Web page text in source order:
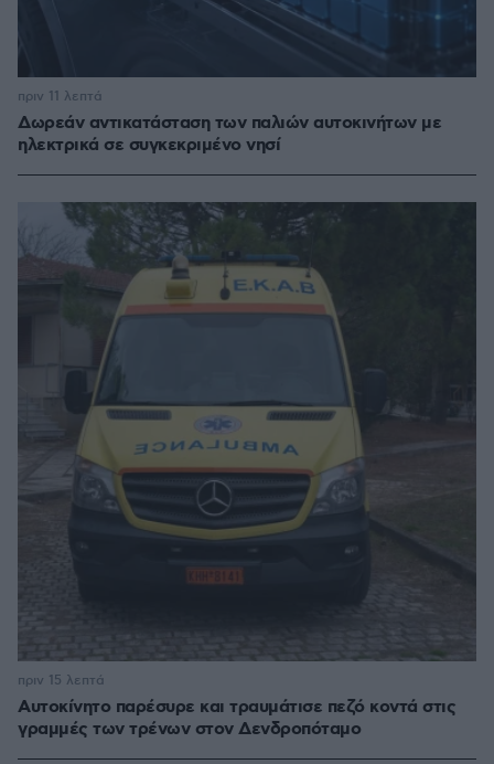
Δωρεάν αντικατάσταση των παλιών αυτοκινήτων με
ηλεκτρικά σε συγκεκριμένο νησί
πριν 11 λεπτά
Αυτοκίνητο παρέσυρε και τραυμάτισε πεζό κοντά στις
γραμμές των τρένων στον Δενδροπόταμο
πριν 15 λεπτά